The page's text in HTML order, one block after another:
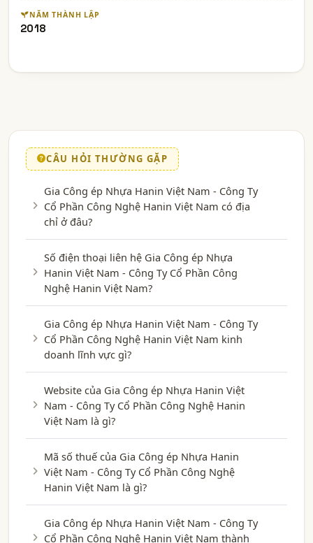
NĂM THÀNH LẬP
2018
CÂU HỎI THƯỜNG GẶP
Gia Công ép Nhựa Hanin Việt Nam - Công Ty
Cổ Phần Công Nghệ Hanin Việt Nam có địa
chỉ ở đâu?
Số điện thoại liên hệ Gia Công ép Nhựa
Hanin Việt Nam - Công Ty Cổ Phần Công
Nghệ Hanin Việt Nam?
Gia Công ép Nhựa Hanin Việt Nam - Công Ty
Cổ Phần Công Nghệ Hanin Việt Nam kinh
doanh lĩnh vực gì?
Website của Gia Công ép Nhựa Hanin Việt
Nam - Công Ty Cổ Phần Công Nghệ Hanin
Việt Nam là gì?
Mã số thuế của Gia Công ép Nhựa Hanin
Việt Nam - Công Ty Cổ Phần Công Nghệ
Hanin Việt Nam là gì?
Gia Công ép Nhựa Hanin Việt Nam - Công Ty
Cổ Phần Công Nghệ Hanin Việt Nam thành